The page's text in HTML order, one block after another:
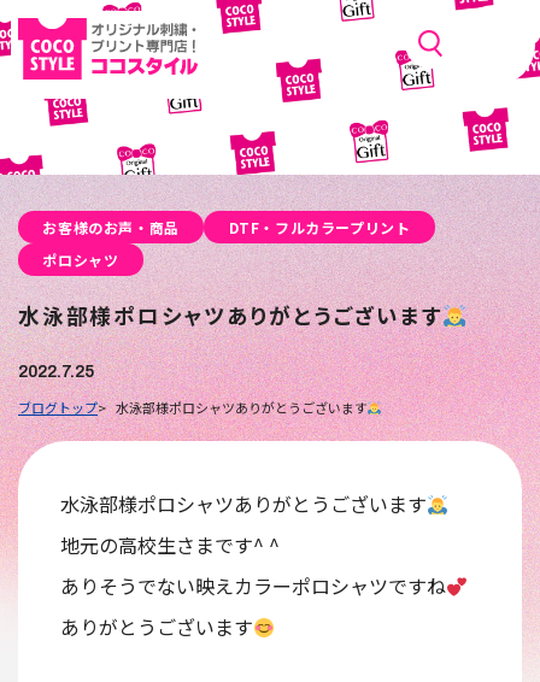
お客様のお声・商品
DTF・フルカラープリント
ポロシャツ
水泳部様ポロシャツありがとうございます
2022.7.25
ブログトップ 水泳部様ポロシャツありがとうございます
水泳部様ポロシャツありがとうございます
地元の高校生さまです^ ^
ありそうでない映えカラーポロシャツですね
ありがとうございます